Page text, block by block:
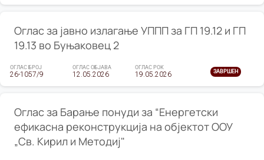
Оглас за јавно излагање УППП за ГП 19.12 и ГП
19.13 во Буњаковец 2
ОГЛАС БРОЈ
26-1057/9
ОГЛАС ОБЈАВА
12.05.2026
ОГЛАС РОК
19.05.2026 ЗАВРШЕН
Оглас за Барање понуди за “Енергетски
ефикасна реконструкција на објектот ООУ
„Св. Кирил и Методиј"